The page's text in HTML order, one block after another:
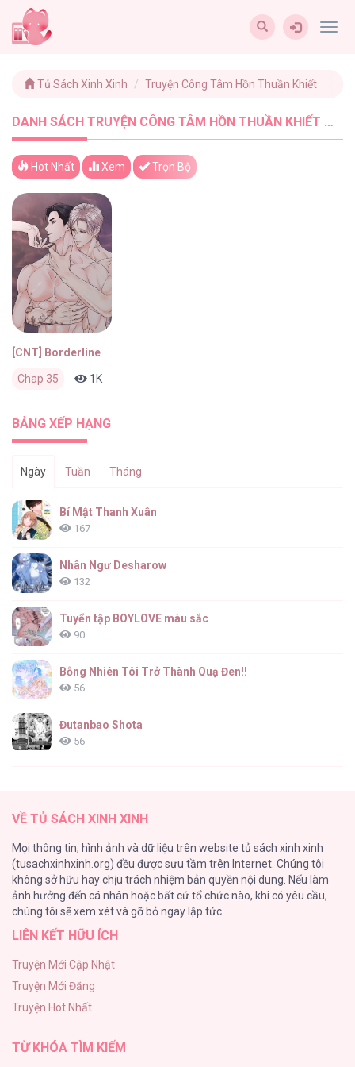
Tủ Sách Xinh Xinh Truyện Công Tâm Hồn Thuần Khiết
DANH SÁCH TRUYỆN CÔNG TÂM HỒN THUẦN KHIẾT MỚI NHẤT - TUSACHXINHXINH (1)
Hot Nhất Xem Trọn Bộ
[CNT] Borderline
Chap 35 1K
BẢNG XẾP HẠNG
Ngày Tuần Tháng
Bí Mật Thanh Xuân
167
Nhân Ngư Desharow
132
Tuyển tập BOYLOVE màu sắc
90
Bỗng Nhiên Tôi Trở Thành Quạ Đen!!
56
Đutanbao Shota
56
54
Một Đêm Nọ Đột Nhiên Yandere Tới!
51
Cách Khiến Phu Quân Đứng Về Phía Tôi
ONESHOT CHỊCH VỒN CHỊCH VÃ
47
VỀ TỦ SÁCH XINH XINH
Mọi thông tin, hình ảnh và dữ liệu trên website tủ sách xinh xinh
(tusachxinhxinh.org) đều được sưu tầm trên Internet. Chúng tôi
không sở hữu hay chịu trách nhiệm bản quyền nội dung. Nếu làm
ảnh hưởng đến cá nhân hoặc bất cứ tổ chức nào, khi có yêu cầu,
chúng tôi sẽ xem xét và gỡ bỏ ngay lập tức.
LIÊN KẾT HỮU ÍCH
Truyện Mới Cập Nhật
Truyện Mới Đăng
Truyện Hot Nhất
TỪ KHÓA TÌM KIẾM